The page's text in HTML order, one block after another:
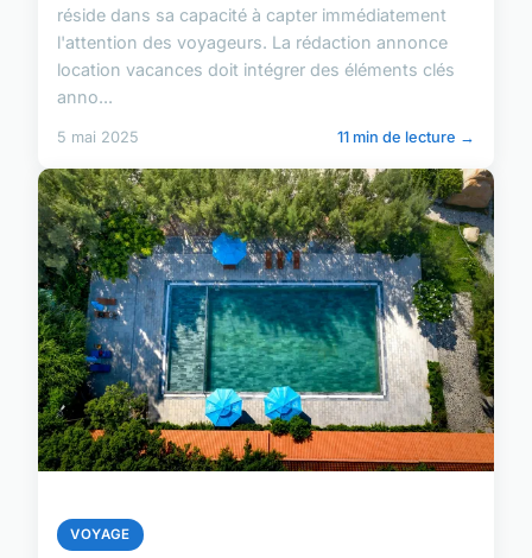
réside dans sa capacité à capter immédiatement
l'attention des voyageurs. La rédaction annonce
location vacances doit intégrer des éléments clés
anno...
5 mai 2025 11 min de lecture →
VOYAGE